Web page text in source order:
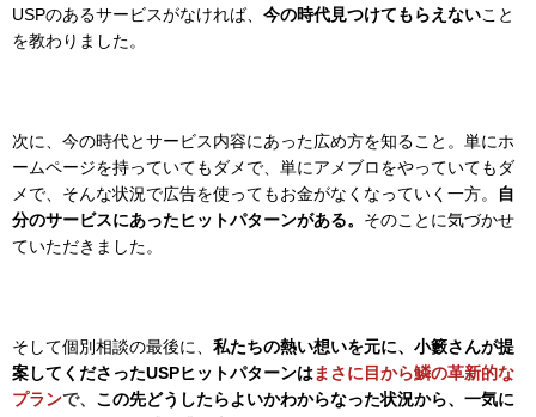
USPのあるサービスがなければ、 今の時代見つけてもらえないこと
を教わりました。
次に、今の時代とサービス内容にあった広め方を知ること。単にホ
ームページを持っていてもダメで、単にアメブロをやっていてもダ
メで、そんな状況で広告を使ってもお金がなくなっていく一方。
自
分のサービスにあったヒットパターンがある。 そのことに気づかせ
ていただきました。
そして個別相談の最後に、 私たちの熱い想いを元に、小籔さんが提
案してくださったUSPヒットパターンはまさに目から鱗の革新的な
プランで、 この先どうしたらよいかわからなった状況から、一気に